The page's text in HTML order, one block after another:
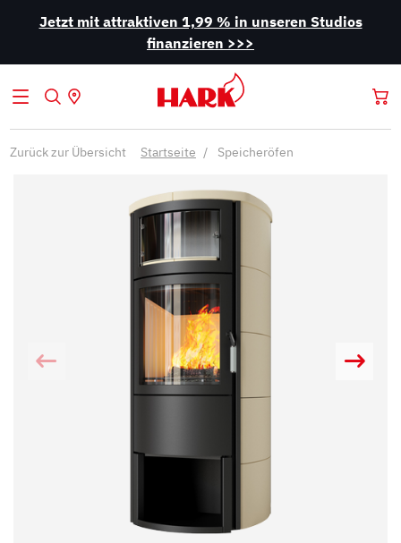
Jetzt mit attraktiven 1,99 % in unseren Studios
finanzieren >>>
Zurück zur Übersicht Startseite Speicheröfen